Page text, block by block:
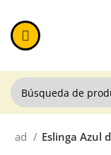
Eslinga Azul